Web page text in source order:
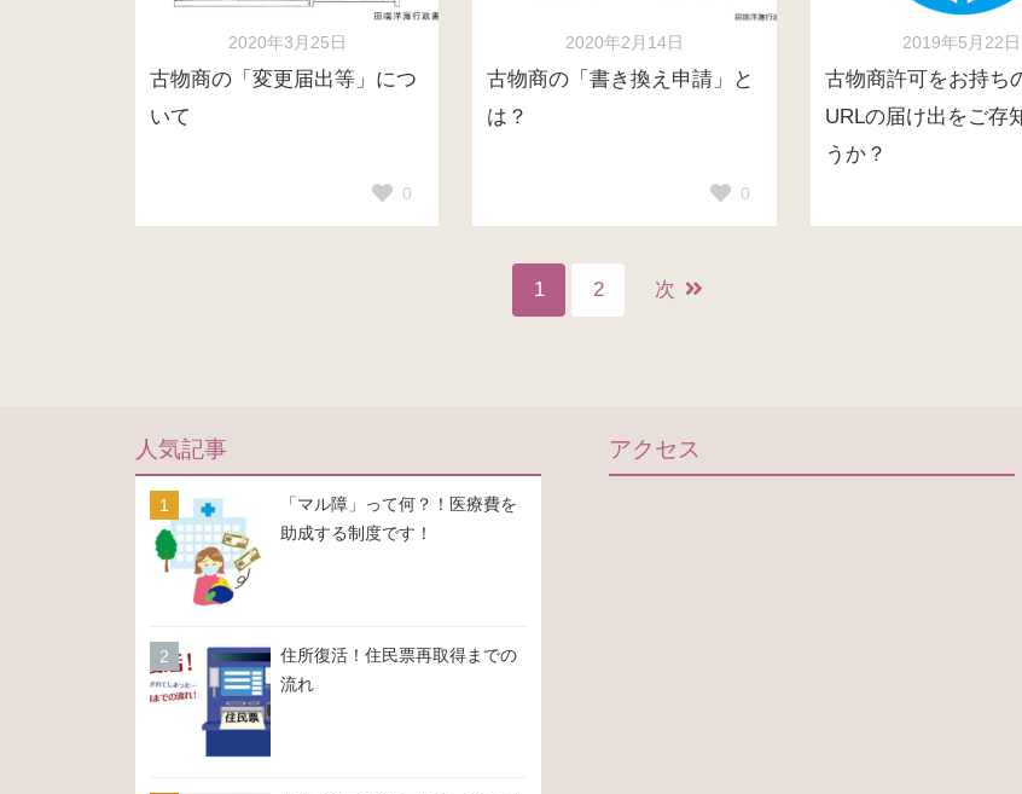
2020年3月25日
古物商の「変更届出等」につ
いて
0
2020年2月14日
古物商の「書き換え申請」と
は？
0
2019年5月22日
古物商許可をお持ち
URLの届け出をご存
うか？
1 2 次
人気記事
「マル障」って何？！医療費を
助成する制度です！
住所復活！住民票再取得までの
流れ
アクセス